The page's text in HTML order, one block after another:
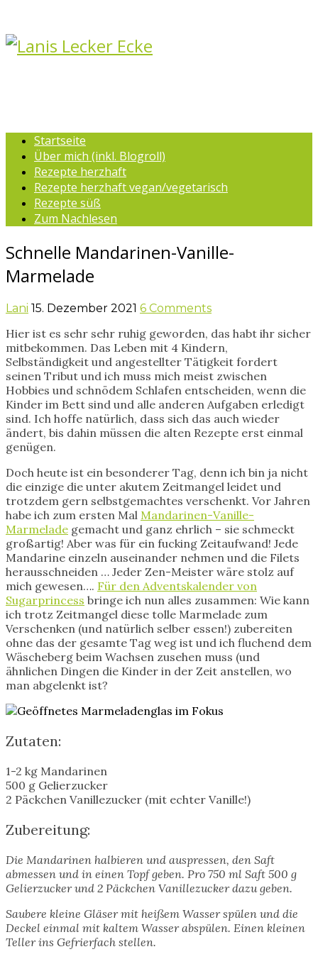
Startseite
Über mich (inkl. Blogroll)
Rezepte herzhaft
Rezepte herzhaft vegan/vegetarisch
Rezepte süß
Zum Nachlesen
Schnelle Mandarinen-Vanille-
Marmelade
Lani 15. Dezember 2021 6 Comments
Hier ist es sehr sehr ruhig geworden, das habt ihr sicher
mitbekommen. Das Leben mit 4 Kindern,
Selbständigkeit und angestellter Tätigkeit fordert
seinen Tribut und ich muss mich meist zwischen
Hobbies und schnödem Schlafen entscheiden, wenn die
Kinder im Bett sind und alle anderen Aufgaben erledigt
sind. Ich hoffe natürlich, dass sich das auch wieder
ändert, bis dahin müssen die alten Rezepte erst einmal
genügen.
Doch heute ist ein besonderer Tag, denn ich bin ja nicht
die einzige die unter akutem Zeitmangel leidet und
trotzdem gern selbstgemachtes verschenkt. Vor Jahren
habe ich zum ersten Mal Mandarinen-Vanille-
Marmelade gemacht und ganz ehrlich – sie schmeckt
großartig! Aber was für ein fucking Zeitaufwand! Jede
Mandarine einzeln auseinander nehmen und die Filets
herausschneiden … Jeder Zen-Meister wäre stolz auf
mich gewesen…. Für den Adventskalender von
Sugarprincess bringe ich nun alles zusammen: Wie kann
ich trotz Zeitmangel diese tolle Marmelade zum
Verschenken (und natürlich selber essen!) zubereiten
ohne das der gesamte Tag weg ist und ich fluchend dem
Wäscheberg beim Wachsen zusehen muss (und
ähnlichen Dingen die Kinder in der Zeit anstellen, wo
man abgelenkt ist?
Zutaten:
1-2 kg Mandarinen
500 g Gelierzucker
2 Päckchen Vanillezucker (mit echter Vanille!)
Zubereitung:
Die Mandarinen halbieren und auspressen, den Saft
abmessen und in einen Topf geben. Pro 750 ml Saft 500 g
Gelierzucker und 2 Päckchen Vanillezucker dazu geben.
Saubere kleine Gläser mit heißem Wasser spülen und die
Deckel einmal mit kaltem Wasser abspülen. Einen kleinen
Teller ins Gefrierfach stellen.